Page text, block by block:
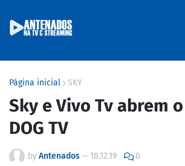
Página inicial SKY
Sky e Vivo Tv abrem
DOG TV
byAntenados— 18.12.19 0